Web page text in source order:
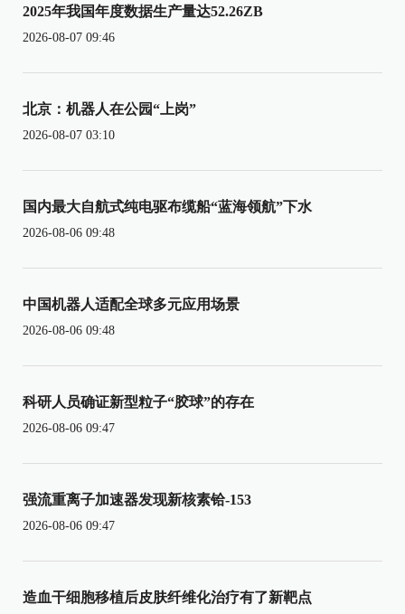
2025年我国年度数据生产量达52.26ZB
2026-08-07 09:46
北京：机器人在公园“上岗”
2026-08-07 03:10
国内最大自航式纯电驱布缆船“蓝海领航”下水
2026-08-06 09:48
中国机器人适配全球多元应用场景
2026-08-06 09:48
科研人员确证新型粒子“胶球”的存在
2026-08-06 09:47
强流重离子加速器发现新核素铪-153
2026-08-06 09:47
造血干细胞移植后皮肤纤维化治疗有了新靶点